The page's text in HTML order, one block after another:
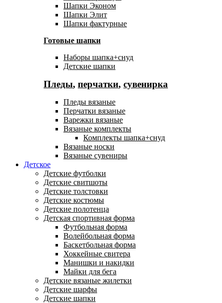
Шапки Эконом
Шапки Элит
Шапки фактурные
Готовые шапки
Наборы шапка+снуд
Детские шапки
Пледы, перчатки, сувенирка
Пледы вязаные
Перчатки вязаные
Варежки вязаные
Вязаные комплекты
Комплекты шапка+снуд
Вязаные носки
Вязаные сувениры
Детское
Детские футболки
Детские свитшоты
Детские толстовки
Детские костюмы
Детские полотенца
Детская спортивная форма
Футбольная форма
Волейбольная форма
Баскетбольная форма
Хоккейные свитера
Манишки и накидки
Майки для бега
Детские вязаные жилетки
Детские шарфы
Детские шапки